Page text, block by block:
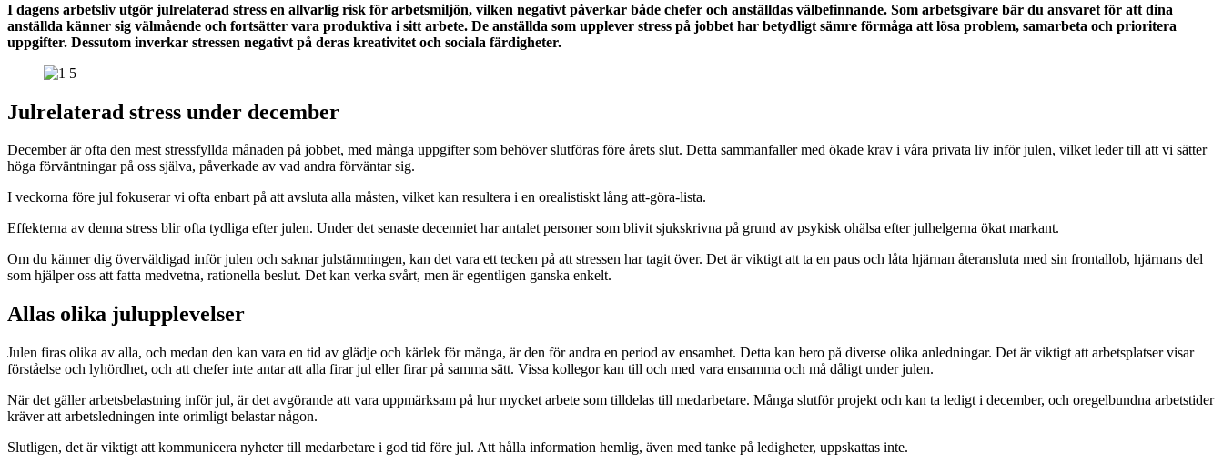
I dagens arbetsliv utgör julrelaterad stress en allvarlig risk för arbetsmiljön, vilken negativt påverkar både chefer och anställdas välbefinnande. Som arbetsgivare bär du ansvaret för att dina
anställda känner sig välmående och fortsätter vara produktiva i sitt arbete. De anställda som upplever stress på jobbet har betydligt sämre förmåga att lösa problem, samarbeta och prioritera
uppgifter. Dessutom inverkar stressen negativt på deras kreativitet och sociala färdigheter.
Julrelaterad stress under december
December är ofta den mest stressfyllda månaden på jobbet, med många uppgifter som behöver slutföras före årets slut. Detta sammanfaller med ökade krav i våra privata liv inför julen, vilket leder till att vi sätter
höga förväntningar på oss själva, påverkade av vad andra förväntar sig.
I veckorna före jul fokuserar vi ofta enbart på att avsluta alla måsten, vilket kan resultera i en orealistiskt lång att-göra-lista.
Effekterna av denna stress blir ofta tydliga efter julen. Under det senaste decenniet har antalet personer som blivit sjukskrivna på grund av psykisk ohälsa efter julhelgerna ökat markant.
Om du känner dig överväldigad inför julen och saknar julstämningen, kan det vara ett tecken på att stressen har tagit över. Det är viktigt att ta en paus och låta hjärnan återansluta med sin frontallob, hjärnans del
som hjälper oss att fatta medvetna, rationella beslut. Det kan verka svårt, men är egentligen ganska enkelt.
Allas olika julupplevelser
Julen firas olika av alla, och medan den kan vara en tid av glädje och kärlek för många, är den för andra en period av ensamhet. Detta kan bero på diverse olika anledningar. Det är viktigt att arbetsplatser visar
förståelse och lyhördhet, och att chefer inte antar att alla firar jul eller firar på samma sätt. Vissa kollegor kan till och med vara ensamma och må dåligt under julen.
När det gäller arbetsbelastning inför jul, är det avgörande att vara uppmärksam på hur mycket arbete som tilldelas till medarbetare. Många slutför projekt och kan ta ledigt i december, och oregelbundna arbetstider
kräver att arbetsledningen inte orimligt belastar någon.
Slutligen, det är viktigt att kommunicera nyheter till medarbetare i god tid före jul. Att hålla information hemlig, även med tanke på ledigheter, uppskattas inte.